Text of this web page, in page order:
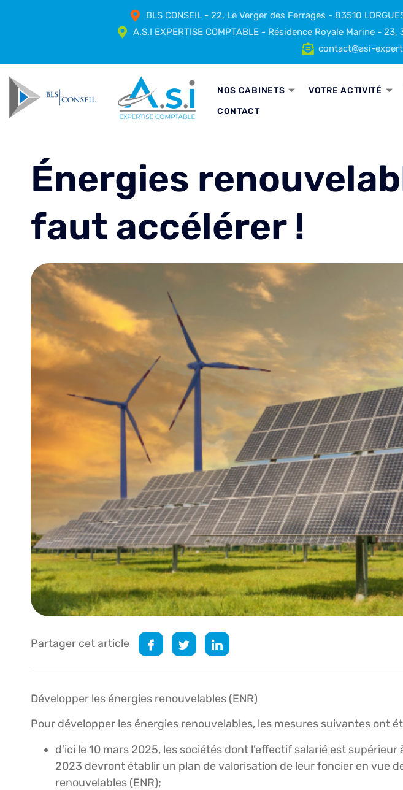
BLS CONSEIL - 22, Le Verger des Ferrages - 83510
A.S.I EXPERTISE COMPTABLE - Résidence Royale Marine -
contact@asi-
NOS CABINETS VOTRE ACTIVITÉ
CONTACT
Énergies
faut accélérer !
Partager cet article
Développer les énergies renouvelables (ENR)
Pour développer les énergies renouvelables, les mesures suivantes ont
d’ici le 10 mars 2025, les sociétés dont l’effectif salarié est
2023 devront établir un plan de valorisation de leur foncier en vue
renouvelables (ENR);